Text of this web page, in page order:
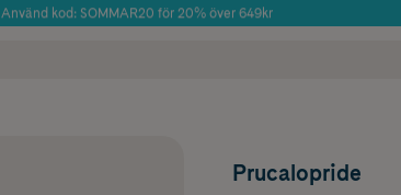
Använd kod: SOMMAR20 för 20% över 649kr
Prucalopride